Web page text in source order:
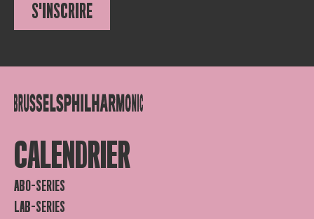
S'INSCRIRE
CALENDRIER
ABO-SERIES
LAB-SERIES